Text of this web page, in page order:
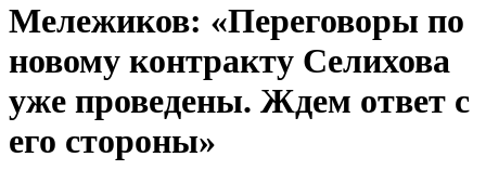
Мележиков: «Переговоры по
новому контракту Селихова
уже проведены. Ждем ответ с
его стороны»